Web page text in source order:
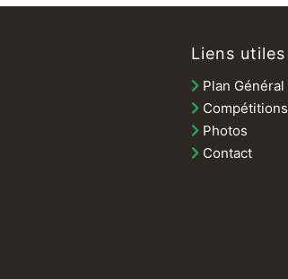
Liens utiles
Plan Général
Compétitions
Photos
Contact